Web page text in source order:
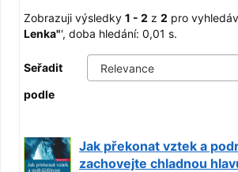
Zobrazuji výsledky 1 - 2 z 2 pro
Lenka"', doba hledání: 0,01 s.
Seřadit
podle
Jak překonat vztek a
zachovejte chladnou